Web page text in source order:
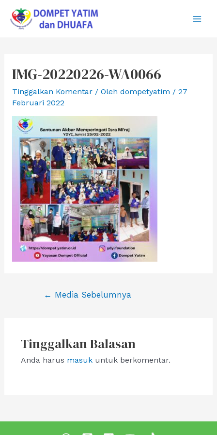
konten
IMG-20220226-WA0066
Tinggalkan Komentar / Oleh dompetyatim / 27
Februari 2022
Navigasi
← Media Sebelumnya
Tinggalkan Balasan
Anda harus masukuntuk berkomentar.